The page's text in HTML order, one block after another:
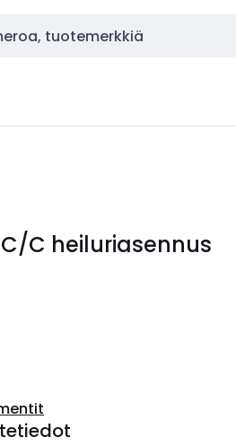
C heiluriasennus